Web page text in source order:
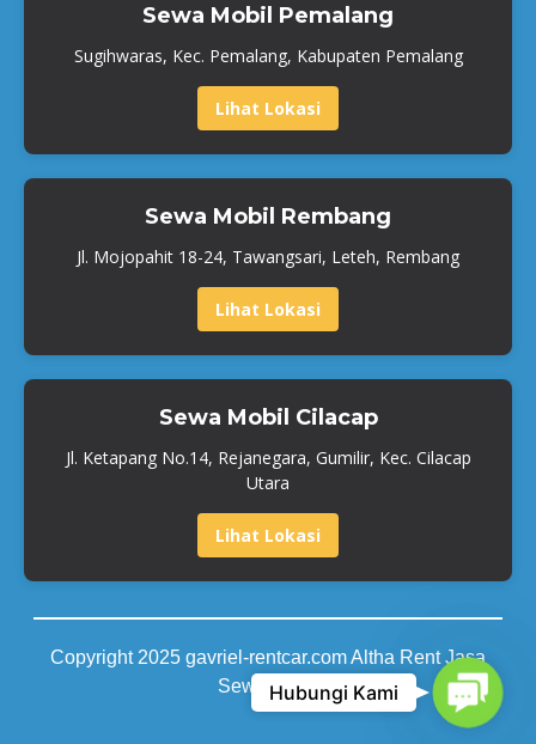
Sewa Mobil Pemalang
Sugihwaras, Kec. Pemalang, Kabupaten Pemalang
Lihat Lokasi
Sewa Mobil Rembang
Jl. Mojopahit 18-24, Tawangsari, Leteh, Rembang
Lihat Lokasi
Sewa Mobil Cilacap
Jl. Ketapang No.14, Rejanegara, Gumilir, Kec. Cilacap
Utara
Lihat Lokasi
Copyright 2025 gavriel-rentcar.com Altha Rent Jasa
Sewa MobilHubungi Kami